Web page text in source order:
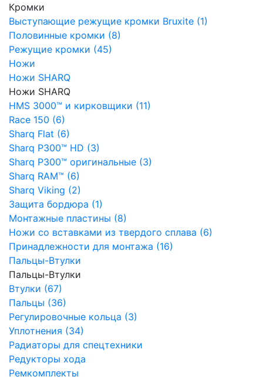
Кромки
Выступающие режущие кромки Bruxite (1)
Половинные кромки (8)
Режущие кромки (45)
Ножи
Ножи SHARQ
Ножи SHARQ
HMS 3000™ и кирковщики (11)
Race 150 (6)
Sharq Flat (6)
Sharq P300™ HD (3)
Sharq P300™ оригинальные (3)
Sharq RAM™ (6)
Sharq Viking (2)
Защита бордюра (1)
Монтажные пластины (8)
Ножи со вставками из твердого сплава (6)
Принадлежности для монтажа (16)
Пальцы-Втулки
Пальцы-Втулки
Втулки (67)
Пальцы (36)
Регулировочные кольца (3)
Уплотнения (34)
Радиаторы для спецтехники
Редукторы хода
Ремкомплекты